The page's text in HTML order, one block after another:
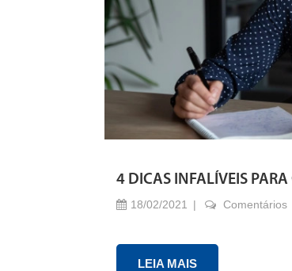
4 DICAS INFALÍVEIS
18/02/2021 Comentários
LEIA MAIS